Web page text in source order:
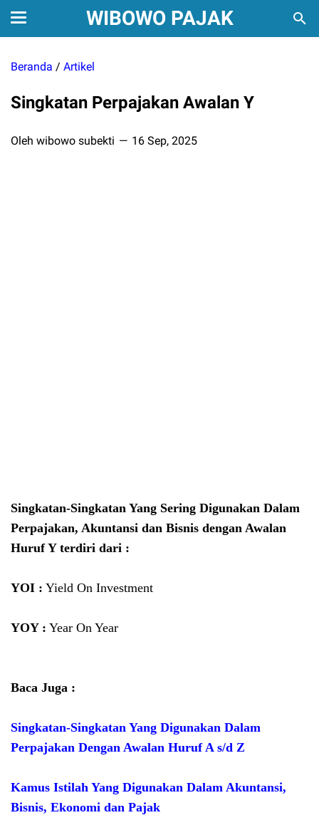
WIBOWO PAJAK
Beranda / Artikel
Singkatan Perpajakan Awalan Y
Oleh wibowo subekti 16 Sep, 2025
Singkatan-Singkatan Yang Sering Digunakan Dalam
Perpajakan, Akuntansi dan Bisnis dengan Awalan
Huruf Y terdiri dari :
YOI : Yield On Investment
YOY : Year On Year
Baca Juga :
Singkatan-Singkatan Yang Digunakan Dalam
Perpajakan Dengan Awalan Huruf A s/d Z
Kamus Istilah Yang Digunakan Dalam Akuntansi,
Bisnis, Ekonomi dan Pajak